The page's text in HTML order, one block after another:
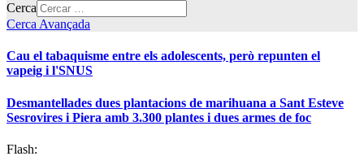
Cerca
Cerca Avançada
Cau el tabaquisme entre els adolescents, però repunten el
vapeig i l'SNUS
Desmantellades dues plantacions de marihuana a Sant Esteve
Sesrovires i Piera amb 3.300 plantes i dues armes de foc
Flash: